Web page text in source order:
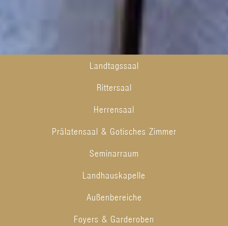
Landtagssaal
Rittersaal
Herrensaal
Prälatensaal & Gotisches Zimmer
Seminarraum
Landhauskapelle
Außenbereiche
Foyers & Garderoben